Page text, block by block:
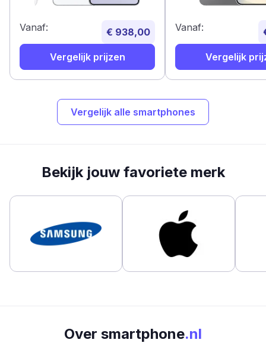
Vanaf: € 938,00
Vergelijk prijzen
Vanaf:
Vergelijk
Vergelijk alle smartphones
Bekijk jouw favoriete merk
Over smartphone.nl